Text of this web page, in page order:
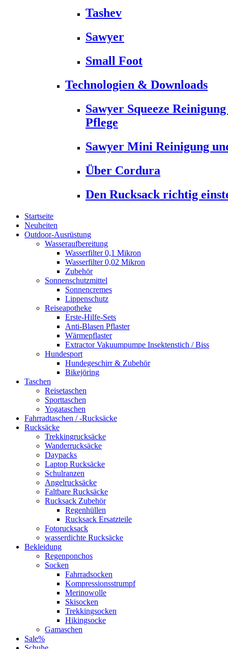
Tashev
Sawyer
Small Foot
Technologien & Downloads
Sawyer Squeeze
Pflege
Sawyer Mini Reinigung
Über Cordura
Den Rucksack richtig
Startseite
Neuheiten
Outdoor-Ausrüstung
Wasseraufbereitung
Wasserfilter 0,1 Mikron
Wasserfilter 0,02 Mikron
Zubehör
Sonnenschutzmittel
Sonnencremes
Lippenschutz
Reiseapotheke
Erste-Hilfe-Sets
Anti-Blasen Pflaster
Wärmepflaster
Extractor Vakuumpumpe Insektenstich / Biss
Hundesport
Hundegeschirr & Zubehör
Bikejöring
Taschen
Reisetaschen
Sporttaschen
Yogataschen
Fahrradtaschen / -Rucksäcke
Rucksäcke
Trekkingrucksäcke
Wanderrucksäcke
Daypacks
Laptop Rucksäcke
Schulranzen
Angelrucksäcke
Faltbare Rucksäcke
Rucksack Zubehör
Regenhüllen
Rucksack Ersatzteile
Fotorucksack
wasserdichte Rucksäcke
Bekleidung
Regenponchos
Socken
Fahrradsocken
Kompressionsstrumpf
Merinowolle
Skisocken
Trekkingsocken
Hikingsocke
Gamaschen
Sale%